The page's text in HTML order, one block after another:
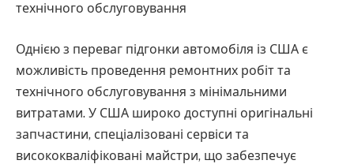
технічного обслуговування
Однією з переваг підгонки автомобіля із США є
можливість проведення ремонтних робіт та
технічного обслуговування з мінімальними
витратами. У США широко доступні оригінальні
запчастини, спеціалізовані сервіси та
висококваліфіковані майстри, що забезпечує